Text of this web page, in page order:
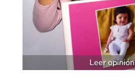
Leer opinión